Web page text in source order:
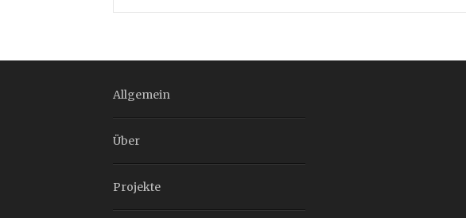
Allgemein
Über
Projekte